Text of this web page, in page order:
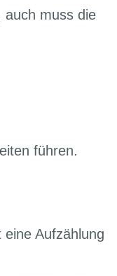
auch muss die
führen.
Aufzählung